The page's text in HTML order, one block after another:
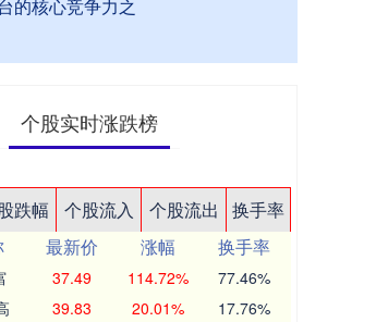
的核心竞争力之
个股实时涨跌榜
跌幅 个股流入 个股流出
换手率
最新价 涨幅
换手率
37.49 114.72% 77.46%
39.83 20.01% 17.76%